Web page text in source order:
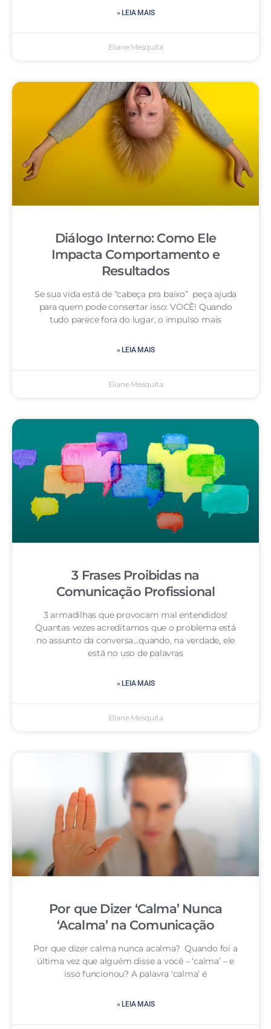
» LEIA MAIS
Eliane Mesquita
Diálogo Interno: Como Ele
Impacta Comportamento e
Resultados
Se sua vida está de “cabeça pra baixo” peça ajuda
para quem pode consertar isso: VOCÊ! Quando
tudo parece fora do lugar, o impulso mais
» LEIA MAIS
Eliane Mesquita
3 Frases Proibidas na
Comunicação Profissional
3 armadilhas que provocam mal entendidos!
Quantas vezes acreditamos que o problema está
no assunto da conversa…quando, na verdade, ele
está no uso de palavras
» LEIA MAIS
Eliane Mesquita
Por que Dizer ‘Calma’ Nunca
‘Acalma’ na Comunicação
Por que dizer calma nunca acalma? Quando foi a
última vez que alguém disse a você – ‘calma’ – e
isso funcionou? A palavra ‘calma’ é
» LEIA MAIS